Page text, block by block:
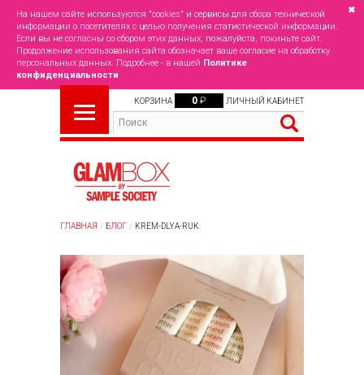
На нашем сайте используются "cookies" и сервисы для сбора технической
информации о посетителях с целью получения статистической информации.
Если вы не согласны со сбором этих данных, пожалуйста, покиньте сайт.
Продолжение использования сайта обозначает ваше согласие на обработку
персональных данных. Подробнее - в нашей Политике
конфиденциальности
✖
КОРЗИНА 0 ₽ ЛИЧНЫЙ КАБИНЕТ
ГЛАВНАЯ БЛОГ KREM-DLYA-RUK